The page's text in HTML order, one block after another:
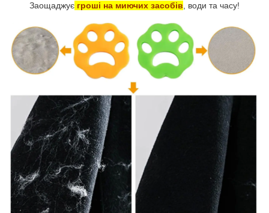
Заощаджує гроші на миючих засобів, води та часу!